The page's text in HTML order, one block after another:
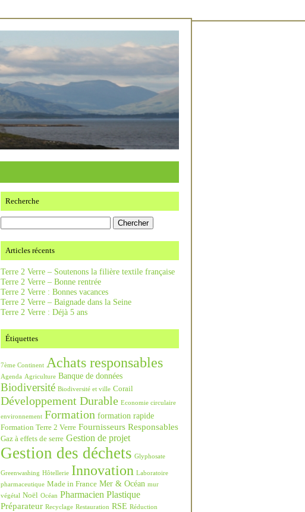
Recherche
Articles récents
Terre 2 Verre – Soutenons la filière textile française
Terre 2 Verre – Bonne rentrée
Terre 2 Verre : Bonnes vacances
Terre 2 Verre – Baignade dans la Seine
Terre 2 Verre : Déjà 5 ans
Étiquettes
7ème Continent Achats responsables
Agenda Agriculture Banque de données
Biodiversité Biodiversité et ville Corail
Développement Durable Economie circulaire
environnement Formation formation rapide
Formation Terre 2 Verre Fournisseurs Responsables
Gaz à effets de serre Gestion de projet
Gestion des déchets Glyphosate
Greenwashing Hôtellerie Innovation Laboratoire
pharmaceutique Made in France Mer & Océan mur
végétal Noël Océan Pharmacien Plastique
Préparateur Recyclage Restauration RSE Réduction